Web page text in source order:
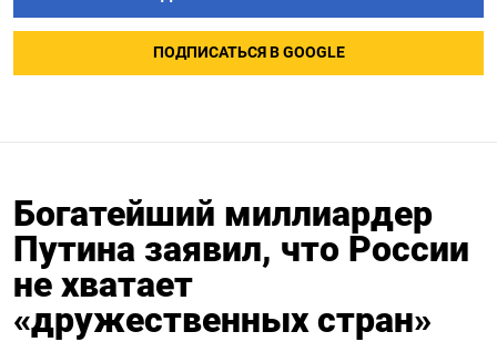
ПОДПИСАТЬСЯ В GOOGLE
Богатейший миллиардер
Путина заявил, что России
не хватает
«дружественных стран»